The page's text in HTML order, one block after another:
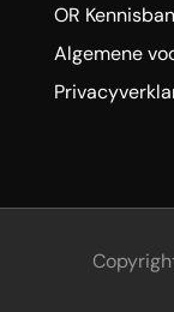
OR
Algemene